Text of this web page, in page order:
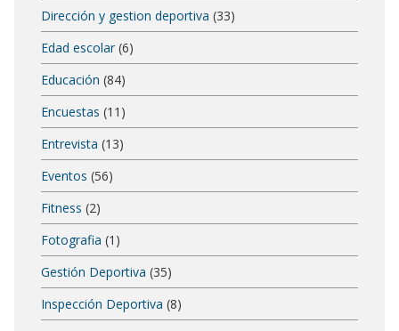
Dirección y gestion deportiva (33)
Edad escolar (6)
Educación (84)
Encuestas (11)
Entrevista (13)
Eventos (56)
Fitness (2)
Fotografia (1)
Gestión Deportiva (35)
Inspección Deportiva (8)